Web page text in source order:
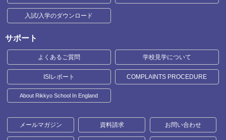
入試/入学のダウンロード
サポート
よくあるご質問 学校見学について
ISIレポート COMPLAINTS PROCEDURE
About Rikkyo School In England
メールマガジン 資料請求 お問い合わせ